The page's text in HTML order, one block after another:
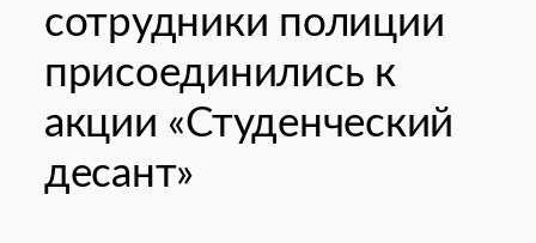
сотрудники полиции
присоединились к
акции «Студенческий
десант»